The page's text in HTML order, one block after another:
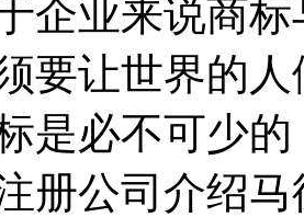
企业来说商
要让世界的
是必不可少
册公司介绍